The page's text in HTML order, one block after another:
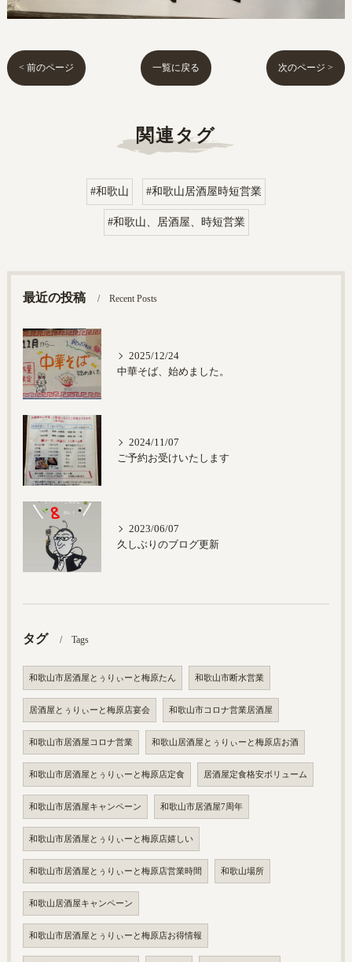
< 前のページ 一覧に戻る 次のページ >
関連タグ
#和歌山 #和歌山居酒屋時短営業
#和歌山、居酒屋、時短営業
最近の投稿 Recent Posts
2025/12/24
中華そば、始めました。
2024/11/07
ご予約お受けいたします
2023/06/07
久しぶりのブログ更新
タグ Tags
和歌山市居酒屋とぅりぃーと梅原たん 和歌山市断水営業
居酒屋とぅりぃーと梅原店宴会 和歌山市コロナ営業居酒屋
和歌山市居酒屋コロナ営業 和歌山居酒屋とぅりぃーと梅原店お酒
和歌山市居酒屋とぅりぃーと梅原店定食 居酒屋定食格安ボリューム
和歌山市居酒屋キャンペーン 和歌山市居酒屋7周年
和歌山市居酒屋とぅりぃーと梅原店嬉しい
和歌山市居酒屋とぅりぃーと梅原店営業時間 和歌山場所
和歌山居酒屋キャンペーン
和歌山市居酒屋とぅりぃーと梅原店お得情報